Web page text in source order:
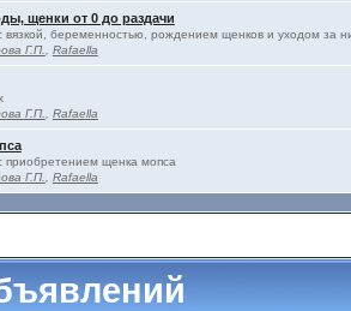
щенки от 0 до раздачи
вязкой, беременностью, рождением щенков и уходом за
Г.П. Rafaella
Г.П. Rafaella
приобретением щенка мопса
Г.П. Rafaella